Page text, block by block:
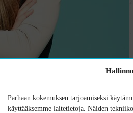
Parhaan kokemuksen tarjoamiseksi
käyttääksemme laitetietoja. Näiden